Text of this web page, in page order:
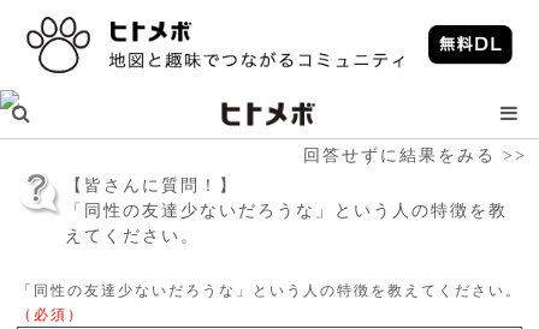
回答せずに結果をみる >>
【皆さんに質問！】
「同性の友達少ないだろうな」という人の特徴を教
えてください。
「同性の友達少ないだろうな」という人の特徴を教えてください。
（必須）